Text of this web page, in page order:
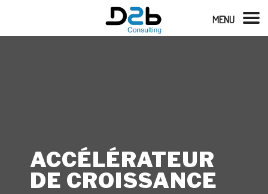
ACCÉLÉRATEUR
DE CROISSANCE
MENU